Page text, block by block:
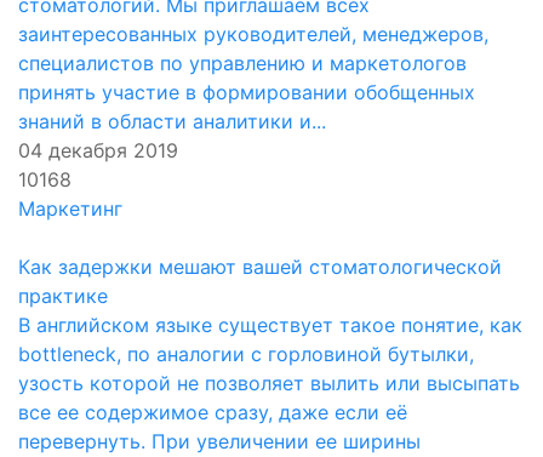
стоматологий. Мы приглашаем всех
заинтересованных руководителей, менеджеров,
специалистов по управлению и маркетологов
принять участие в формировании обобщенных
знаний в области аналитики и...
04 декабря 2019
10168
Маркетинг
Как задержки мешают вашей стоматологической
практике
В английском языке существует такое понятие, как
bottleneck, по аналогии с горловиной бутылки,
узость которой не позволяет вылить или высыпать
все ее содержимое сразу, даже если её
перевернуть. При увеличении ее ширины